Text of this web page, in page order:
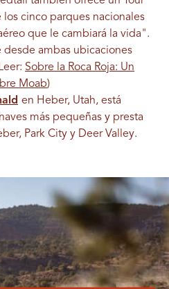
cinco parques nacionales
que le cambiará la vida".
desde ambas ubicaciones
Sobre la Roca Roja: Un
Moab)
en Heber, Utah, está
más pequeñas y presta
Park City y Deer Valley.